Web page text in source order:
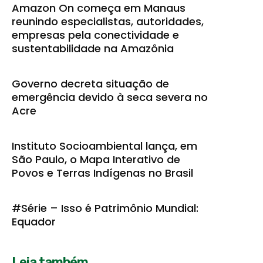
Amazon On começa em Manaus
reunindo especialistas, autoridades,
empresas pela conectividade e
sustentabilidade na Amazônia
Governo decreta situação de
emergência devido à seca severa no
Acre
Instituto Socioambiental lança, em
São Paulo, o Mapa Interativo de
Povos e Terras Indígenas no Brasil
#Série – Isso é Patrimônio Mundial:
Equador